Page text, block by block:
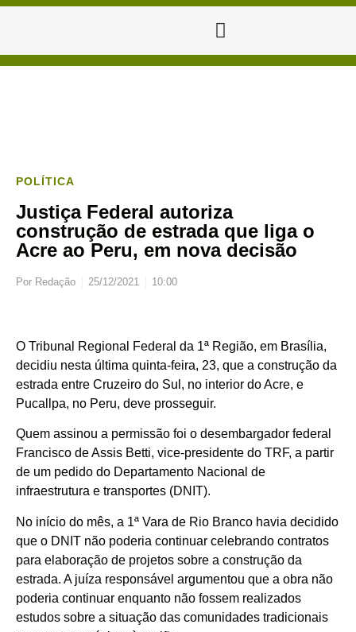
POLÍTICA
Justiça Federal autoriza
construção de estrada que liga o
Acre ao Peru, em nova decisão
Por Redação 25/12/2021 10:00
O Tribunal Regional Federal da 1ª Região, em Brasília,
decidiu nesta última quinta-feira, 23, que a construção da
estrada entre Cruzeiro do Sul, no interior do Acre, e
Pucallpa, no Peru, deve prosseguir.
Quem assinou a permissão foi o desembargador federal
Francisco de Assis Betti, vice-presidente do TRF, a partir
de um pedido do Departamento Nacional de
infraestrutura e transportes (DNIT).
No início do mês, a 1ª Vara de Rio Branco havia decidido
que o DNIT não poderia continuar celebrando contratos
para elaboração de projetos sobre a construção da
estrada. A juíza responsável argumentou que a obra não
poderia continuar enquanto não fossem realizados
estudos sobre a situação das comunidades tradicionais